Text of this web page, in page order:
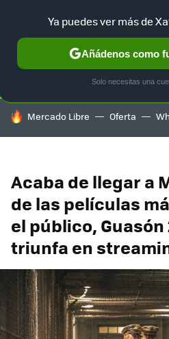
SELECCIÓN GAMING HOME
HOY SE HABLA DE
Mercado Libre Oferta
Acaba de llegar a
de las películas
el público, Guasón
triunfa en
Ya puedes ver más de
Añádenos como
Solo necesitas una